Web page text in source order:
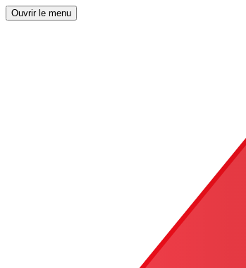
Ouvrir le menu